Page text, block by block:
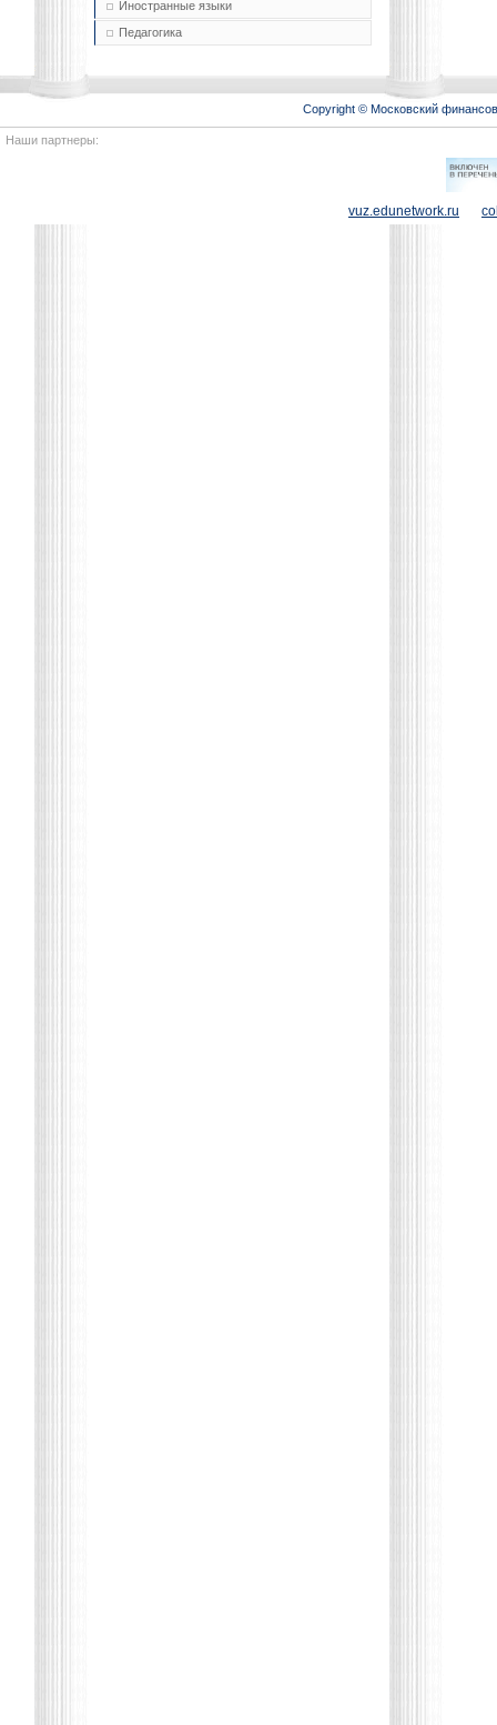
Иностранные языки
Педагогика
Copyright © Московский
Наши партнеры:
vuz.edunetwork.ru